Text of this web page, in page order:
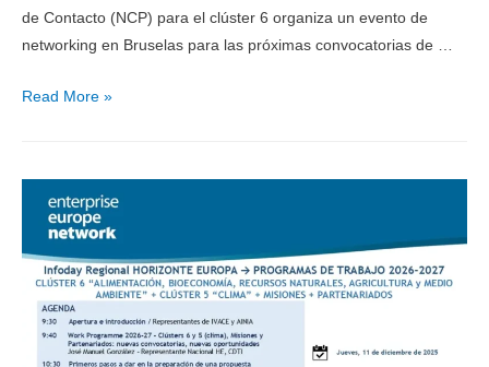
de Contacto (NCP) para el clúster 6 organiza un evento de
networking en Bruselas para las próximas convocatorias de …
Read More »